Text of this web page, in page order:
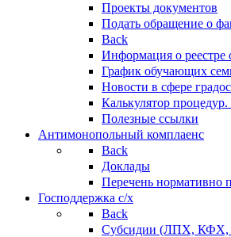
Проекты документов
Подать обращение о
Back
Информация о реестре
График обучающих
Новости в сфере
Калькулятор
Полезные ссылки
Антимонопольный комплаенс
Back
Доклады
Перечень нормативно
Господдержка с/х
Back
Субсидии (ЛПХ, КФХ,